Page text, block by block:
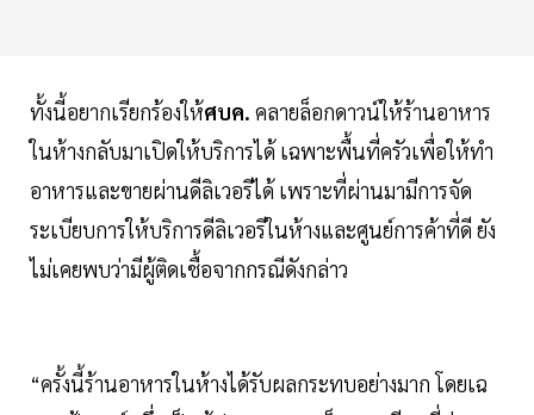
ทั้งนี้อยากเรียกร้องให้ศบค. คลายล็อกดาวน์ให้ร้านอาหาร
ในห้างกลับมาเปิดให้บริการได้ เฉพาะพื้นที่ครัวเพื่อให้ทำ
อาหารและขายผ่านดีลิเวอรีได้ เพราะที่ผ่านมามีการจัด
ระเบียบการให้บริการดีลิเวอรีในห้างและศูนย์การค้าที่ดี ยัง
ไม่เคยพบว่ามีผู้ติดเชื้อจากกรณีดังกล่าว
“ครั้งนี้ร้านอาหารในห้างได้รับผลกระทบอย่างมาก โดยเฉ